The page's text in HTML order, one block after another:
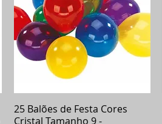
Visualização rápida
25 Balões de Festa Cores
Cristal Tamanho 9 -